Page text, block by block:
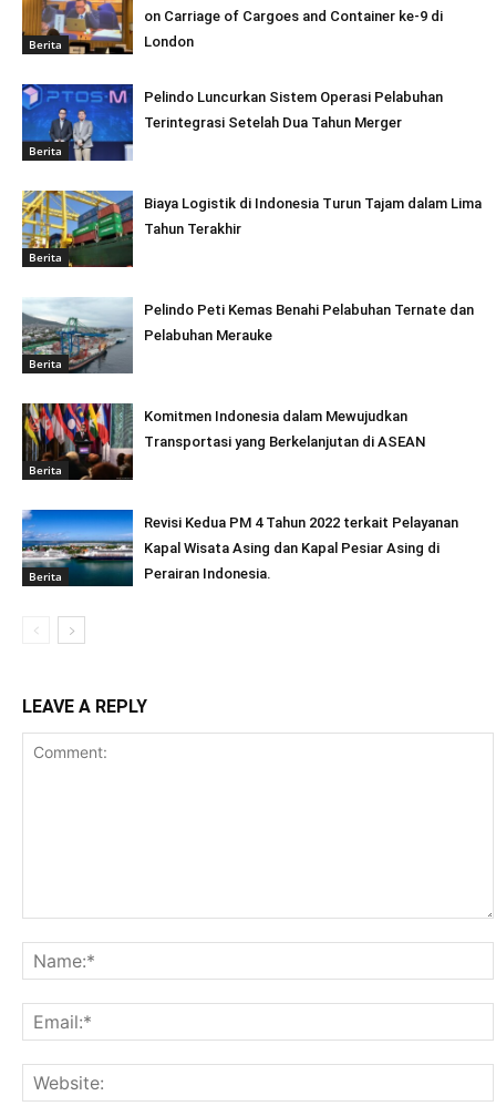
Berita
on Carriage of Cargoes and Container ke-9 di
London
Berita
Pelindo Luncurkan Sistem Operasi Pelabuhan
Terintegrasi Setelah Dua Tahun Merger
Berita
Biaya Logistik di Indonesia Turun Tajam dalam Lima
Tahun Terakhir
Berita
Pelindo Peti Kemas Benahi Pelabuhan Ternate dan
Pelabuhan Merauke
Berita
Komitmen Indonesia dalam Mewujudkan
Transportasi yang Berkelanjutan di ASEAN
Berita
Revisi Kedua PM 4 Tahun 2022 terkait Pelayanan
Kapal Wisata Asing dan Kapal Pesiar Asing di
Perairan Indonesia.
LEAVE A REPLY